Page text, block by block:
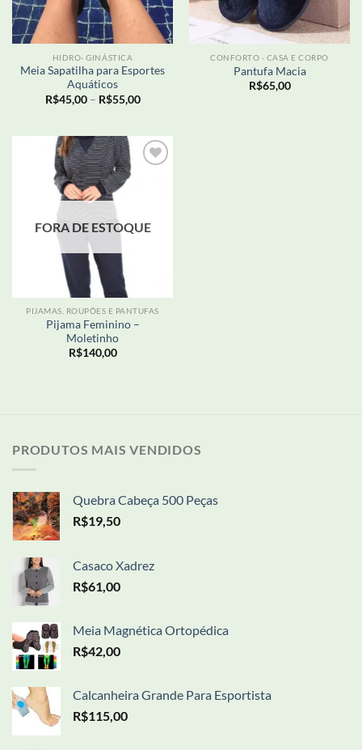
HIDRO- GINÁSTICA
Meia Sapatilha para Esportes
Aquáticos
R$45,00 – R$55,00Faixa
através
R$55,00
CONFORTO - CASA E CORPO
Pantufa Macia
R$65,00
Adicionar
FORA DE ESTOQUE
PIJAMAS, ROUPÕES E PANTUFAS
Pijama Feminino –
Moletinho
R$140,00
PRODUTOS MAIS VENDIDOS
Quebra Cabeça 500 Peças
R$19,50
Casaco Xadrez
R$61,00
Meia Magnética Ortopédica
R$42,00
Calcanheira Grande Para Esportista
R$115,00